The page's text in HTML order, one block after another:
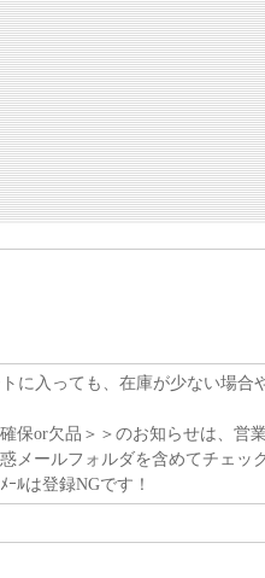
に入っても、在庫が少ない場合
保or欠品＞＞のお知らせは、営
メールフォルダを含めてチェッ
ｰﾙは登録NGです！